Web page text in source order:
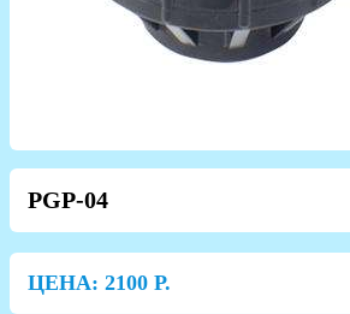
PGP-04
ЦЕНА: 2100 Р.